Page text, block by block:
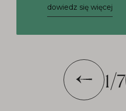
dowiedz się więcej
1/7